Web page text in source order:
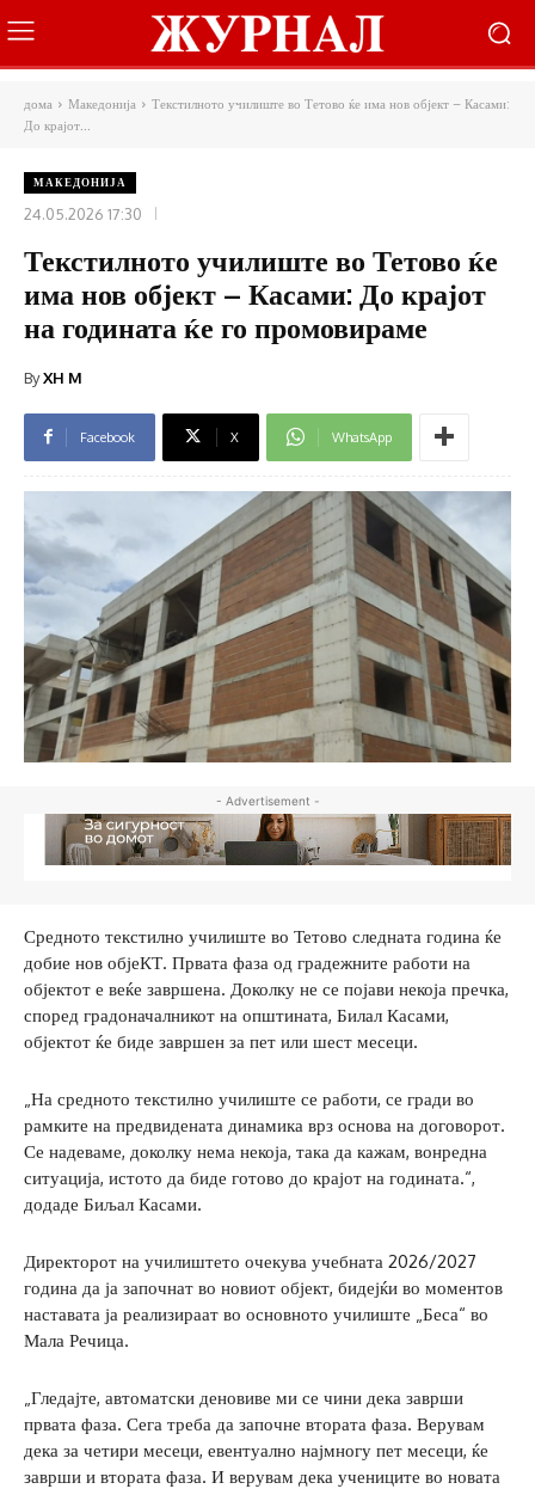
дома Македонија
Текстилното училиште во Тетово ќе има нов објект – Касами:
До крајот...
МАКЕДОНИЈА
24.05.2026 17:30
Текстилното училиште во Тетово ќе
има нов објект – Касами: До крајот
на годината ќе го промовираме
ByXH M
Facebook X WhatsApp
- Advertisement -
Средното текстилно училиште во Тетово следната година ќе
добие нов објеКТ. Првата фаза од градежните работи на
објектот е веќе завршена. Доколку не се појави некоја пречка,
според градоначалникот на општината, Билал Касами,
објектот ќе биде завршен за пет или шест месеци.
„На средното текстилно училиште се работи, се гради во
рамките на предвидената динамика врз основа на договорот.
Се надеваме, доколку нема некоја, така да кажам, вонредна
ситуација, истото да биде готово до крајот на годината.“,
додаде Биљал Касами.
Директорот на училиштето очекува учебната 2026/2027
година да ја започнат во новиот објект, бидејќи во моментов
наставата ја реализираат во основното училиште „Беса“ во
Мала Речица.
„Гледајте, автоматски деновиве ми се чини дека заврши
првата фаза. Сега треба да започне втората фаза. Верувам
дека за четири месеци, евентуално најмногу пет месеци, ќе
заврши и втората фаза. И верувам дека учениците во новата